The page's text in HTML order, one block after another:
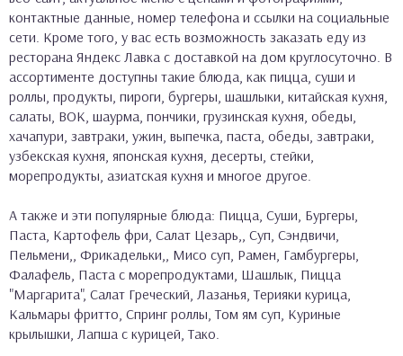
контактные данные, номер телефона и ссылки на социальные
сети. Кроме того, у вас есть возможность заказать еду из
ресторана Яндекс Лавка с доставкой на дом круглосуточно. В
ассортименте доступны такие блюда, как пицца, суши и
роллы, продукты, пироги, бургеры, шашлыки, китайская кухня,
салаты, ВОК, шаурма, пончики, грузинская кухня, обеды,
хачапури, завтраки, ужин, выпечка, паста, обеды, завтраки,
узбекская кухня, японская кухня, десерты, стейки,
морепродукты, азиатская кухня и многое другое.
А также и эти популярные блюда: Пицца, Суши, Бургеры,
Паста, Картофель фри, Салат Цезарь,, Суп, Сэндвичи,
Пельмени,, Фрикадельки,, Мисо суп, Рамен, Гамбургеры,
Фалафель, Паста с морепродуктами, Шашлык, Пицца
"Маргарита", Салат Греческий, Лазанья, Терияки курица,
Кальмары фритто, Спринг роллы, Том ям суп, Куриные
крылышки, Лапша с курицей, Тако.